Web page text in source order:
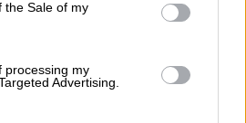
the Sale of my
processing my
Advertising.
video